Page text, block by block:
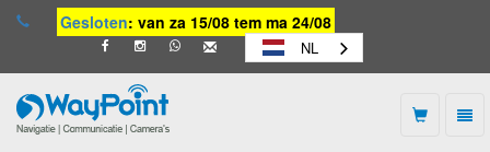
Gesloten: van za 15/08 tem ma 24/08
NL